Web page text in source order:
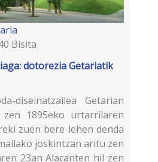
Bisita
dotorezia Getariatik
diseinatzailea Getarian
zen 1895eko urtarrilaren
zuen bere lehen denda
joskintzan aritu zen
23an Alacanten hil zen